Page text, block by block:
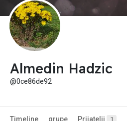
Almedin Hadzic
@0ce86de92
Timeline grupe Prijatelji 1